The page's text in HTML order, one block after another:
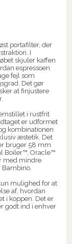
portafilter, der
I
skjuler kaffen
espressoen
fejl som
Det gør
at finjustere
i rustfrit
er udformet
kombinationen
æstetik. Det
bruger 58 mm
Boiler™, Oracle™
med mindre
Bambino.
mulighed for at
af, hvordan
i koppen. Det er
godt ind i enhver